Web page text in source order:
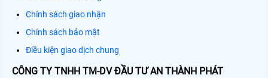
Chính sách giao nhận
Chính sách bảo mật
Điều kiện giao dịch chung
CÔNG TY TNHH TM-DV ĐẦU TƯ AN THÀNH PHÁT